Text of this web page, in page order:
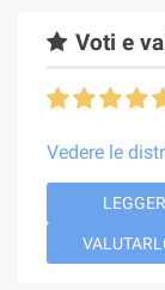
Voti e
Vedere le